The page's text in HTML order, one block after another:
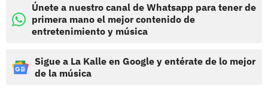
Únete a nuestro canal de Whatsapp para tener de
primera mano el mejor contenido de
entretenimiento y música
Sigue a La Kalle en Google y entérate de lo mejor
de la música